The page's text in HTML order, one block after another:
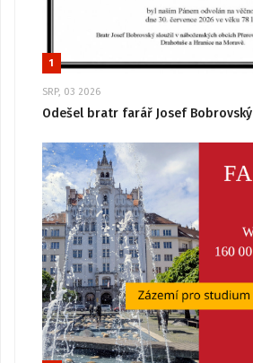
1
SRP, 03 2026
Odešel bratr farář Josef Bobrovský